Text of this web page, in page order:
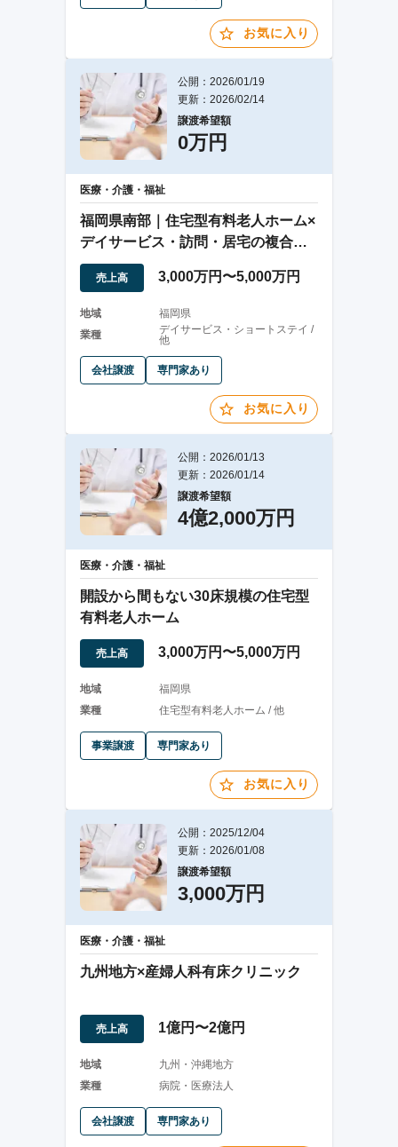
お気に入り
公開：2026/01/19
更新：2026/02/14
譲渡希望額
0万円
医療・介護・福祉
福岡県南部｜住宅型有料老人ホーム×
デイサービス・訪問・居宅の複合介
護案件
売上高 3,000万円〜5,000万円
地域
福岡県
業種
デイサービス・ショートステイ /
他
会社譲渡 専門家あり
お気に入り
公開：2026/01/13
更新：2026/01/14
譲渡希望額
4億2,000万円
医療・介護・福祉
開設から間もない30床規模の住宅型
有料老人ホーム
売上高 3,000万円〜5,000万円
地域
福岡県
業種
住宅型有料老人ホーム / 他
事業譲渡 専門家あり
お気に入り
公開：2025/12/04
更新：2026/01/08
譲渡希望額
3,000万円
医療・介護・福祉
九州地方×産婦人科有床クリニック
売上高 1億円〜2億円
地域
九州・沖縄地方
業種
病院・医療法人
会社譲渡 専門家あり